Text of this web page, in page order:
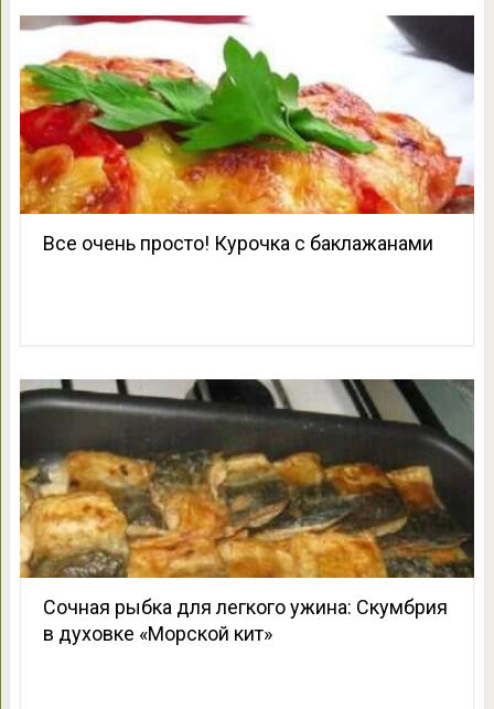
Все очень просто! Курочка с баклажанами
Сочная рыбка для легкого ужина: Скумбрия
в духовке «Морской кит»